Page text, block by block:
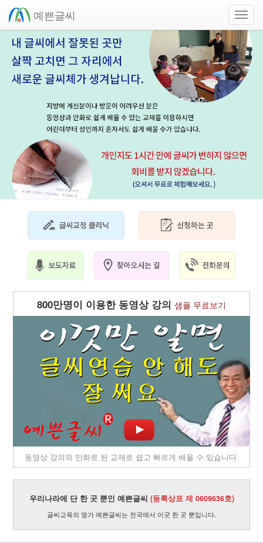
예쁜글씨
800만명이 이용한 동영상 강의 샘플 무료보기
동영상 강의와 만화로 된 교재로 쉽고 빠르게 배울 수 있습니다.
우리나라에 단 한 곳 뿐인 예쁜글씨 (등록상표 제 0609636호)
글씨교육의 명가 예쁜글씨는 전국에서 이곳 한 곳 뿐입니다.